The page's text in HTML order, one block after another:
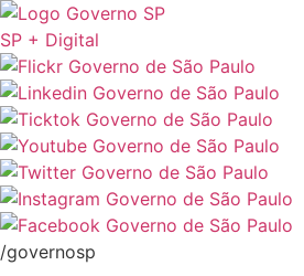
SP + Digital
/governosp